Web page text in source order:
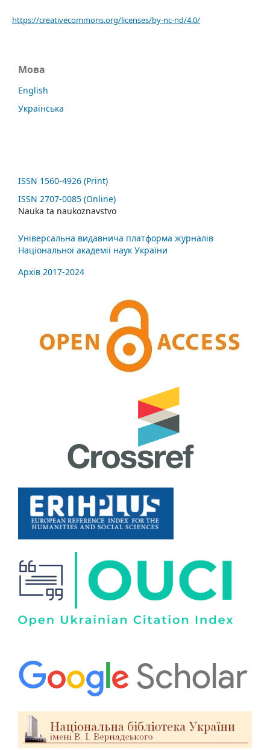
https://creativecommons.org/licenses/by-nc-nd/4.0/
Мова
English
Українська
ISSN 1560-4926 (Print)
ISSN 2707-0085 (Online)
Nauka ta naukoznavstvo
Універсальна видавнича платформа журналів
Національної академії наук України
Архів 2017-2024